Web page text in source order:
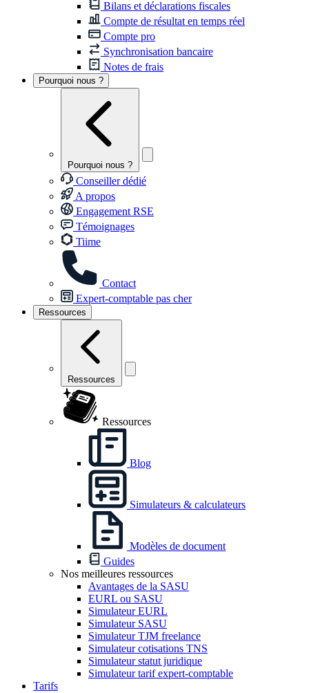
Bilans et déclarations fiscales
Compte de résultat en temps réel
Compte pro
Synchronisation bancaire
Notes de frais
Pourquoi nous ?
Pourquoi nous ?
Conseiller dédié
A propos
Engagement RSE
Témoignages
Tiime
Contact
Expert-comptable pas cher
Ressources
Ressources
Ressources
Blog
Simulateurs & calculateurs
Modèles de document
Guides
Nos meilleures ressources
Avantages de la SASU
EURL ou SASU
Simulateur EURL
Simulateur SASU
Simulateur TJM freelance
Simulateur cotisations TNS
Simulateur statut juridique
Simulateur tarif expert-comptable
Tarifs